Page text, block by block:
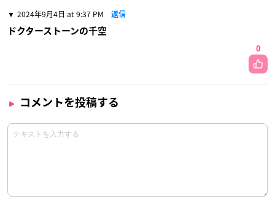
2024年9月4日 at 9:37 PM 返信
ドクターストーンの千空
0
コメントを投稿する